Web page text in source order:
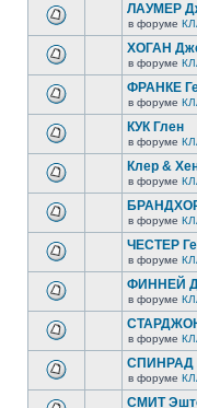
ЛАУМЕР
в форуме
ХОГАН
в форуме
ФРАНКЕ
в форуме
КУК Глен
в форуме
Клер &
в форуме
в форуме
ЧЕСТЕР
в форуме
ФИННЕЙ
в форуме
СТАРДЖОН
в форуме
СПИНРАД
в форуме
СМИТ